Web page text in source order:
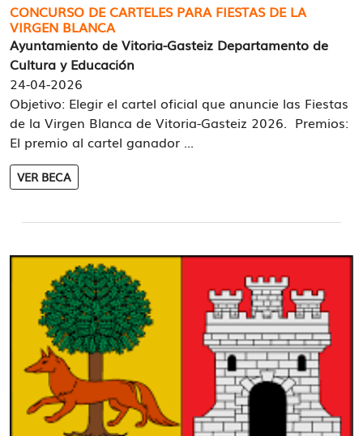
CONCURSO DE CARTELES PARA FIESTAS DE LA
VIRGEN BLANCA
Ayuntamiento de Vitoria-Gasteiz Departamento de
Cultura y Educación
24-04-2026
Objetivo: Elegir el cartel oficial que anuncie las Fiestas
de la Virgen Blanca de Vitoria-Gasteiz 2026. Premios:
El premio al cartel ganador ...
VER BECA